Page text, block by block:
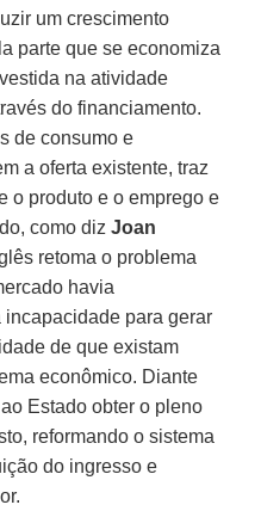
um crescimento
parte que se economiza
na atividade
do financiamento.
de consumo e
a oferta existente, traz
o produto e o emprego e
como dizJoan
retoma o problema
havia
para gerar
de que existam
econômico. Diante
Estado obter o pleno
reformando o sistema
do ingresso e